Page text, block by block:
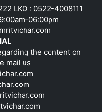
LKO : 0522-4008111
06:00pm
the content on
mail us